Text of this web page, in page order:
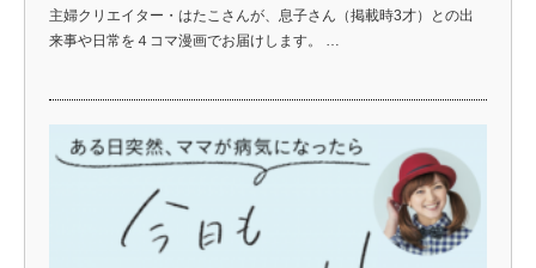
主婦クリエイター・はたこさんが、息子さん（掲載時3才）との出
来事や日常を４コマ漫画でお届けします。 …